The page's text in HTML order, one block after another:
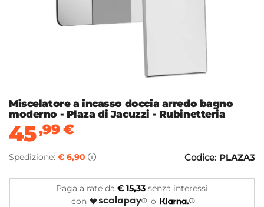
Miscelatore a incasso doccia arredo bagno
moderno - Plaza di Jacuzzi - Rubinetteria
45,99€
Spedizione: € 6,90 Codice: PLAZA3
Paga a rate da € 15,33 senza interessi
con
o